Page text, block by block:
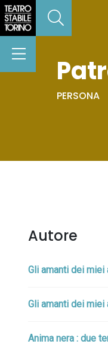
PERSONA
Autore
Gli amanti dei
Gli amanti dei
Anima nera : due